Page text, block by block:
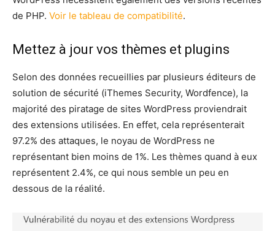
de PHP. Voir le tableau de compatibilité.
Mettez à jour vos thèmes et plugins
Selon des données recueillies par plusieurs éditeurs de
solution de sécurité (iThemes Security, Wordfence), la
majorité des piratage de sites WordPress proviendrait
des extensions utilisées. En effet, cela représenterait
97.2% des attaques, le noyau de WordPress ne
représentant bien moins de 1%. Les thèmes quand à eux
représentent 2.4%, ce qui nous semble un peu en
dessous de la réalité.